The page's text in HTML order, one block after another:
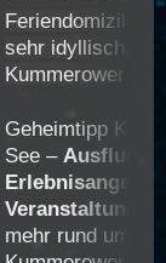
Feriendomizil
sehr idyllisch,
Kummerower See
Geheimtipp
See –
Veranstaltungen
mehr rund um